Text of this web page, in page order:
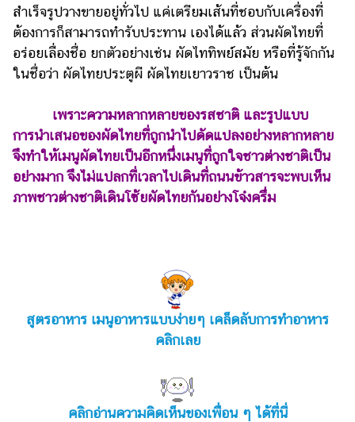
สำเร็จรูปวางขายอยู่ทั่วไป แค่เตรียมเส้นที่ชอบกับเครื่องที่
ต้องการก็สามารถทำรับประทาน เองได้แล้ว ส่วนผัดไทยที่
อร่อยเลื่องชื่อ ยกตัวอย่างเช่น ผัดไททิพย์สมัย หรือที่รู้จักกัน
ในชื่อว่า ผัดไทยประตูผี ผัดไทยเยาวราช เป็นต้น
เพราะความหลากหลายของรสชาติ และรูปแบบ
การนำเสนอของผัดไทยที่ถูกนำไปดัดแปลงอย่างหลากหลาย
จึงทำให้เมนูผัดไทยเป็นอีกหนึ่งเมนูที่ถูกใจชาวต่างชาติเป็น
อย่างมาก จึงไม่แปลกที่เวลาไปเดินที่ถนนข้าวสารจะพบเห็น
ภาพชาวต่างชาติเดินโซ้ยผัดไทยกันอย่างโจ๋งครึ่ม
สูตรอาหาร เมนูอาหารแบบง่ายๆ เคล็ดลับการทำอาหาร
คลิกเลย
คลิกอ่านความคิดเห็นของเพื่อน ๆ ได้ที่นี่